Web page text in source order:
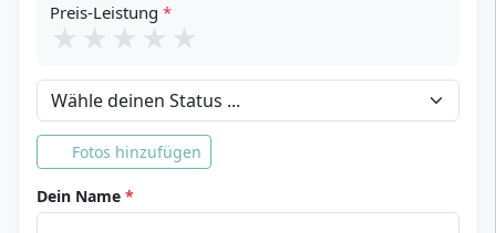
Preis-Leistung *
★ ★ ★ ★ ★
Dein Status
Fotos hinzufügen
Dein Name *